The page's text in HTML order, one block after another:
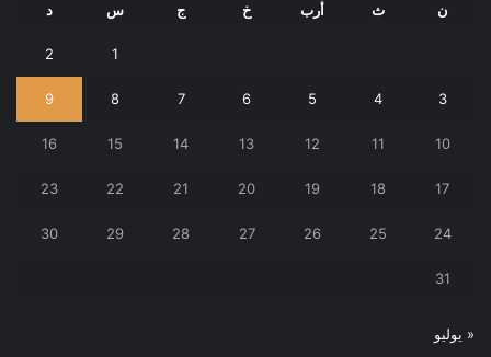
ن ث أرب خ ج س د
1
2
3
4
5
6
7
8
9
10
11
12
13
14
15
16
17
18
19
20
21
22
23
24
25
26
27
28
29
30
31
« يوليو